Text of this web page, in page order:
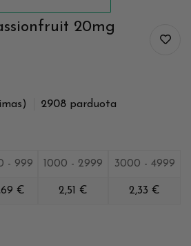
20mg
2908 parduota
- 999 1000 - 2999 3000 - 4999
€ 2,51 € 2,33 €